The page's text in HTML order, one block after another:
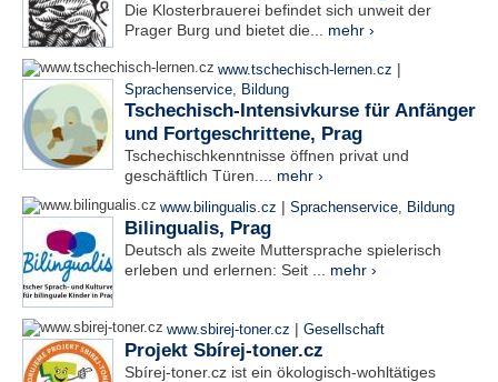
Die Klosterbrauerei befindet sich unweit der
Prager Burg und bietet die... mehr ›
www.tschechisch-lernen.cz |
Sprachenservice, Bildung
Tschechisch-Intensivkurse für Anfänger
und Fortgeschrittene, Prag
Tschechischkenntnisse öffnen privat und
geschäftlich Türen.... mehr ›
www.bilingualis.cz | Sprachenservice, Bildung
Bilingualis, Prag
Deutsch als zweite Muttersprache spielerisch
erleben und erlernen: Seit ... mehr ›
www.sbirej-toner.cz | Gesellschaft
Projekt Sbírej-toner.cz
Sbírej-toner.cz ist ein ökologisch-wohltätiges